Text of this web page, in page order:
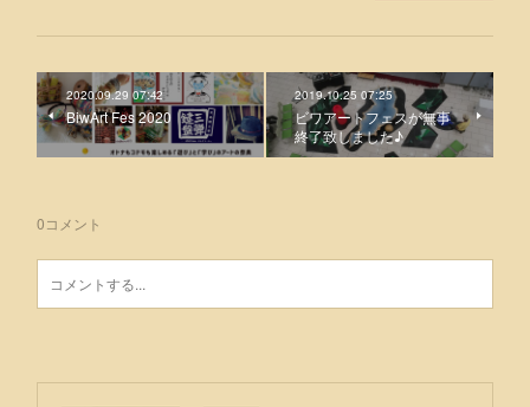
2020.09.29 07:42
BiwArt Fes 2020
2019.10.25 07:25
ビワアートフェスが無事
終了致しました♪
0コメント